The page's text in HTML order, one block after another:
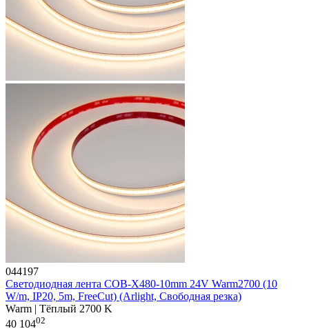
044197
Светодиодная лента COB-X480-10mm 24V Warm2700 (10
W/m, IP20, 5m, FreeCut) (Arlight, Свободная резка)
Warm | Тёплый 2700 K
40 10402